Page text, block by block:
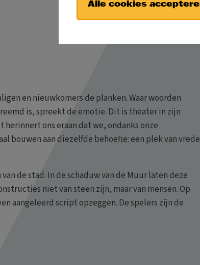
en nieuwkomers de planken. Waar woorden
is, spreekt de emotie. Dit is theater in zijn
ons eraan dat we, ondanks onze
bouwen aan diezelfde behoefte: een plek van vrede
de stad. In de schaduw van de Muur laten deze
niet van steen zijn, maar van mensen. Op
aangeleerd script opzeggen. De spelers zijn de
Alle cookies